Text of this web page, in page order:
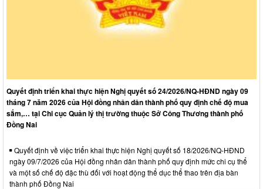
Quyết định triển khai thực hiện Nghị quyết số 24/2026/NQ-HĐND ngày 09
tháng 7 năm 2026 của Hội đồng nhân dân thành phố quy định chế độ mua
sắm,… tại Chi cục Quản lý thị trường thuộc Sở Công Thương thành phố
Đồng Nai
Quyết định về việc triển khai thực hiện Nghị quyết số 18/2026/NQ-HĐND
ngày 09/7/2026 của Hội đồng nhân dân thành phố quy định mức chi cụ thể
và một số chế độ đặc thù đối với hoạt động thể dục thể thao trên địa bàn
thành phố Đồng Nai